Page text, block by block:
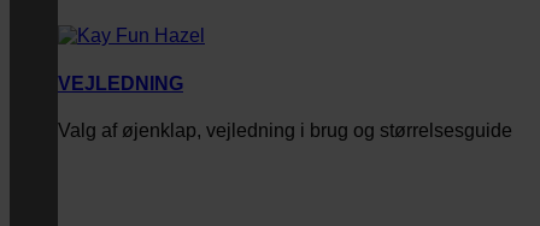
VEJLEDNING
Valg af øjenklap, vejledning i brug og størrelsesguide